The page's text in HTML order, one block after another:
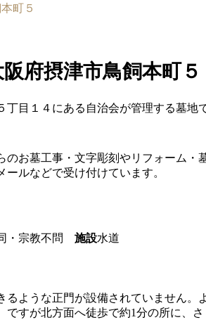
町５
府摂津市鳥飼本町５
目１４にある自治会が管理する墓地
お墓工事・文字彫刻やリフォーム
ルなどで受け付けています。
・宗教不問 施設水道
ような正門が設備されていません
すが北方面へ徒歩で約1分の所に、